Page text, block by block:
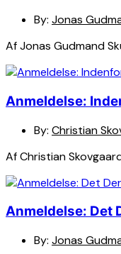
By: Jonas
Af Jonas Gudmand
Anmeldelse:
By: Christian
Af Christian
Anmeldelse: Det
By: Jonas